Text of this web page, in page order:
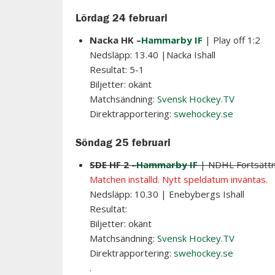
Lördag 24 februari
Nacka HK –Hammarby IF | Play off 1:2
Nedsläpp: 13.40 |Nacka Ishall
Resultat: 5-1
Biljetter: okänt
Matchsändning: Svensk Hockey.TV
Direktrapportering: swehockey.se
Söndag 25 februari
SDE HF 2 –Hammarby IF| NDHL
Matchen inställd. Nytt speldatum inväntas.
Nedsläpp: 10.30 | Enebybergs Ishall
Resultat:
Biljetter: okänt
Matchsändning: Svensk Hockey.TV
Direktrapportering: swehockey.se
.